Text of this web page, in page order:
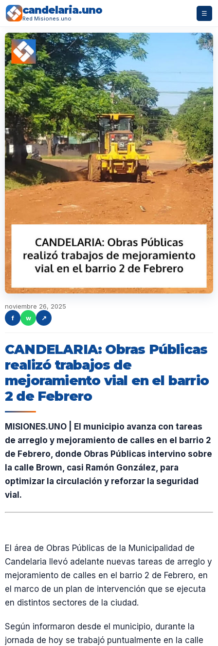
candelaria.uno
Red Misiones.uno
☰
noviembre 26, 2025
f
w ↗
CANDELARIA: Obras Públicas
realizó trabajos de
mejoramiento vial en el barrio
2 de Febrero
MISIONES.UNO | El municipio avanza con tareas
de arreglo y mejoramiento de calles en el barrio 2
de Febrero, donde Obras Públicas intervino sobre
la calle Brown, casi Ramón González, para
optimizar la circulación y reforzar la seguridad
vial.
El área de Obras Públicas de la Municipalidad de
Candelaria llevó adelante nuevas tareas de arreglo y
mejoramiento de calles en el barrio 2 de Febrero, en
el marco de un plan de intervención que se ejecuta
en distintos sectores de la ciudad.
Según informaron desde el municipio, durante la
jornada de hoy se trabajó puntualmente en la calle